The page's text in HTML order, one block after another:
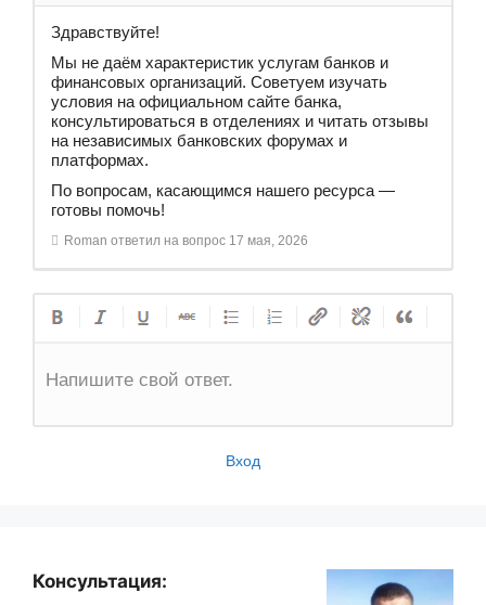
Здравствуйте!
Мы не даём характеристик услугам банков и
финансовых организаций. Советуем изучать
условия на официальном сайте банка,
консультироваться в отделениях и читать отзывы
на независимых банковских форумах и
платформах.
По вопросам, касающимся нашего ресурса —
готовы помочь!
Roman ответил на вопрос 17 мая, 2026
Напишите свой ответ.
Вход
Консультация: